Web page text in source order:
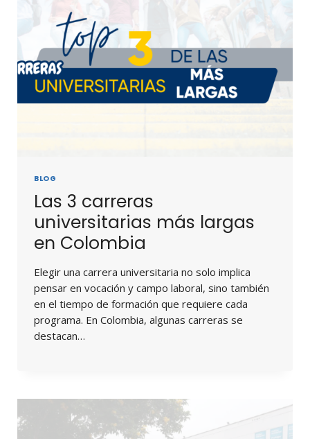
BLOG
Las 3 carreras
universitarias más largas
en Colombia
Elegir una carrera universitaria no solo implica
pensar en vocación y campo laboral, sino también
en el tiempo de formación que requiere cada
programa. En Colombia, algunas carreras se
destacan…